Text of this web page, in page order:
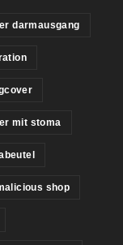
darmausgang
mit stoma
shop